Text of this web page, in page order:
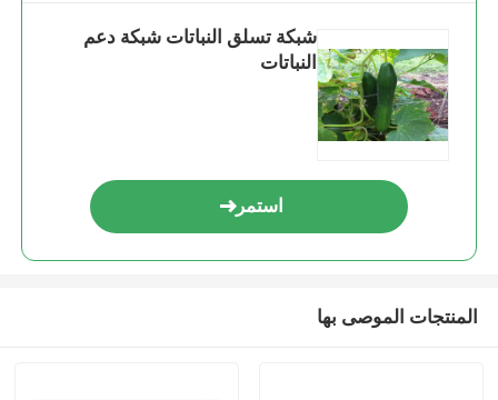
شبكة تسلق النباتات شبكة دعم
النباتات
استمر
المنتجات الموصى بها